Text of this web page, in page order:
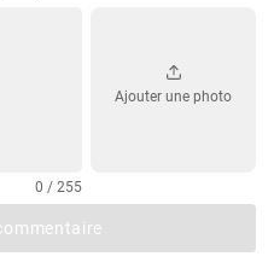
0 / 255
Ajouter une photo